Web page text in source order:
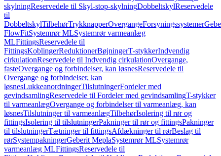
skylningReservedele til Skyl-stop-skylningDobbeltskylReservedele
til
DobbeltskylTilbehørTrykknapperOvergangeForsyningssystemer
FlowFitSystemrør MLSystemrør varmeanlæg
MLFittingsReservedele til
FittingsKoblingerReduktionerBøjningerT-stykkerIndvendig
cirkulationReservedele til Indvendig cirkulationOvergange,
fasteOvergange og forbindelser, kan løsnesReservedele til
Overgange og forbindelser, kan
løsnesLukkeanordningerTilslutningerFordeler med
gevindsamlingReservedele til Fordeler med gevindsamlingT-stykker
til varmeanlægOvergange og forbindelser til varmeanlæg, kan
løsnesTilslutninger til varmeanlægTilbehørIsolering til rør og
fittingsIsolering til tilslutningerPakninger til rør og fittingsPakninger
til tilslutningerTætninger til fittingsAfdækninger til rørBeslag til
rørSystempakningerGeberit MeplaSystemrør MLSystemrør
varmeanlæg MLFittingsReservedele til